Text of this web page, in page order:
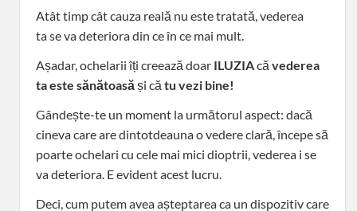
Atât timp cât cauza reală nu este tratată, vederea
ta se va deteriora din ce în ce mai mult.
Așadar, ochelarii îți creează doar ILUZIAcă vederea
ta este sănătoasăși că tu vezi bine!
Gândește-te un moment la următorul aspect: dacă
cineva care are dintotdeauna o vedere clară, începe să
poarte ochelari cu cele mai mici dioptrii, vederea i se
va deteriora. E evident acest lucru.
Deci, cum putem avea așteptarea ca un dispozitiv care